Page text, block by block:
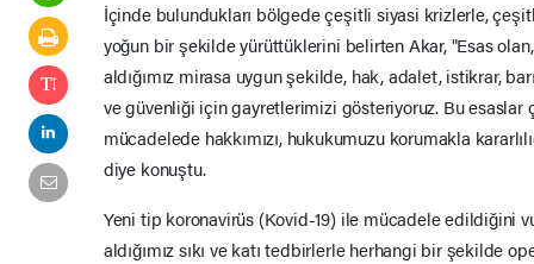
İçinde bulundukları bölgede çeşitli siyasi krizlerle,
yoğun bir şekilde yürüttüklerini belirten Akar, "Esas
aldığımız mirasa uygun şekilde, hak, adalet, istikrar,
ve güvenliği için gayretlerimizi gösteriyoruz. Bu esaslar
mücadelede hakkımızı, hukukumuzu korumakla
diye konuştu.
Yeni tip koronavirüs (Kovid-19) ile mücadele edildiğini
aldığımız sıkı ve katı tedbirlerle herhangi bir şekilde